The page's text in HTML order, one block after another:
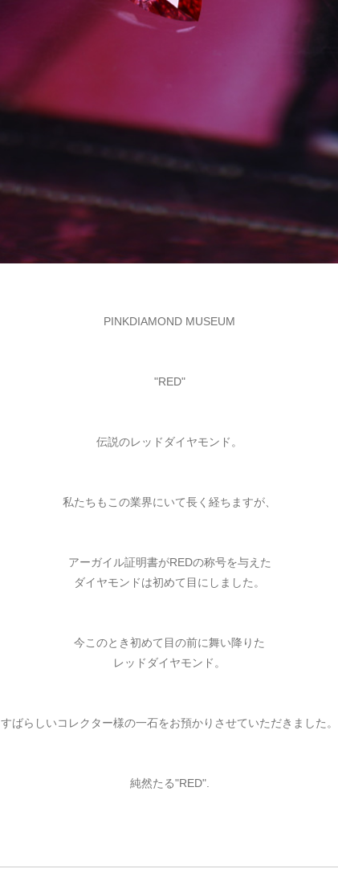
PINKDIAMOND MUSEUM
"RED"
伝説のレッドダイヤモンド。
私たちもこの業界にいて長く経ちますが、
アーガイル証明書がREDの称号を与えた
ダイヤモンドは初めて目にしました。
今このとき初めて目の前に舞い降りた
レッドダイヤモンド。
すばらしいコレクター様の一石をお預かりさせていただきました。
純然たる"RED".